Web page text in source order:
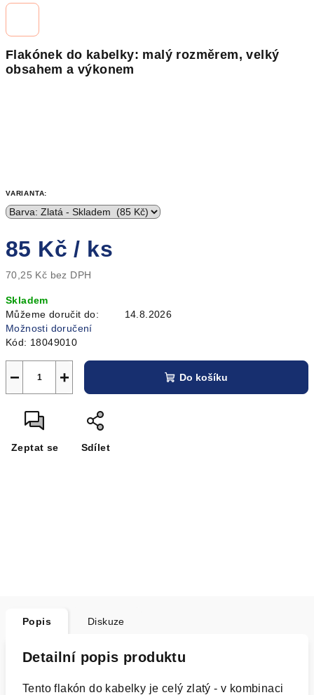
Flakónek do kabelky: malý rozměrem, velký
obsahem a výkonem
VARIANTA:
85 Kč/ ks
70,25 Kč bez DPH
cena:
Skladem
Můžeme doručit do:
14.8.2026
Možnosti doručení
Kód: 18049010
+
− Do košíku
Zeptat se Sdílet
Popis Diskuze
Detailní popis produktu
Tento flakón do kabelky je celý zlatý - v kombinaci